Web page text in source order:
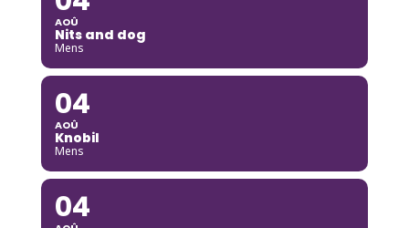
AOÛ
Nits and dog
Mens
04
AOÛ
Knobil
Mens
04